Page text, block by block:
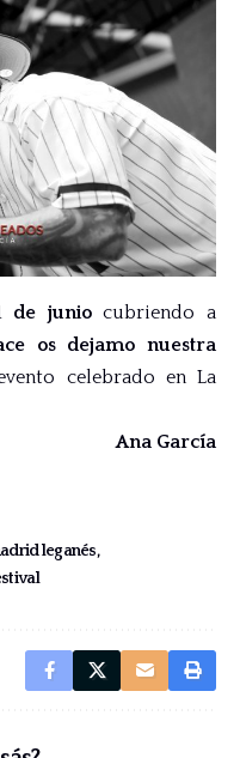
de juniocubriendo a
os dejamo nuestra
celebrado en La
Ana García
leganés